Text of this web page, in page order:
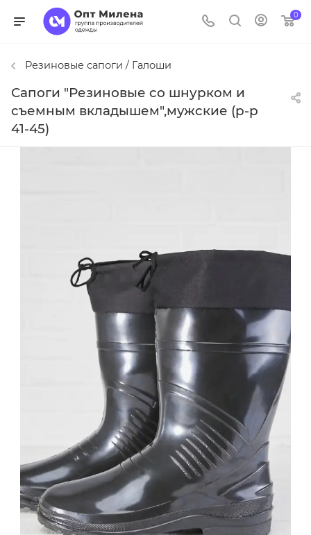
0
Резиновые сапоги / Галоши
Сапоги "Резиновые со шнурком и
съемным вкладышем",мужские (р-р
41-45)